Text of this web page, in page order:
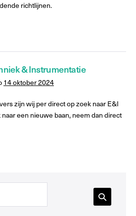
richtlijnen.
& Instrumentatie
14 oktober 2024
zijn wij per direct op zoek naar E&I
een nieuwe baan, neem dan direct